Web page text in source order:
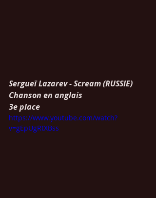
Sergueï Lazarev - Scream (RUSSIE)
Chanson en anglais
3e place
https://www.youtube.com/watch?
v=gEpUgRtXBss